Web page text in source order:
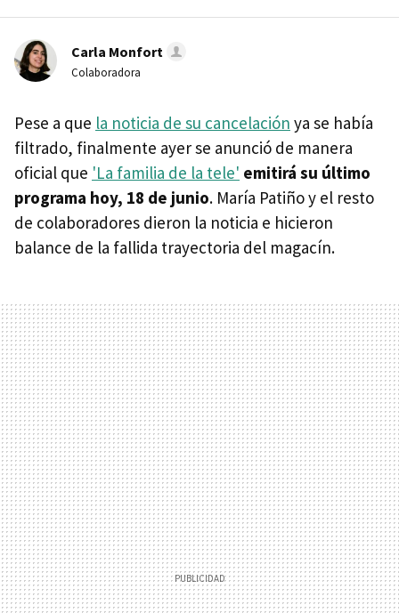
Carla Monfort
Colaboradora
Pese a que la noticia de su cancelación ya se había
filtrado, finalmente ayer se anunció de manera
oficial que 'La familia de la tele' emitirá su último
programa hoy, 18 de junio. María Patiño y el resto
de colaboradores dieron la noticia e hicieron
balance de la fallida trayectoria del magacín.